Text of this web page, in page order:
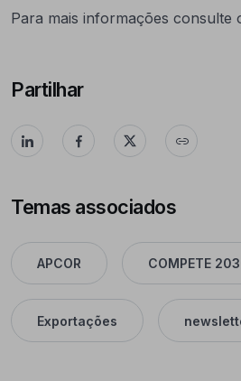
Para mais informações consulte
Partilhar
Temas associados
APCOR COMPETE
Exportações